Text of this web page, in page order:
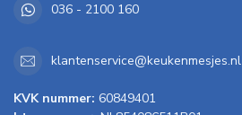
036 - 2100 160
klantenservice@keukenmesjes.nl
KVK nummer: 60849401